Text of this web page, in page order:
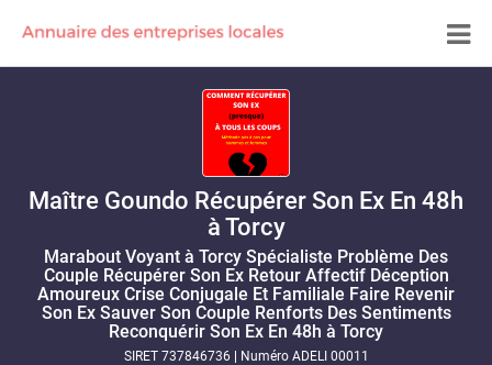
Maître Goundo Récupérer Son Ex En 48h
à Torcy
Marabout Voyant à Torcy Spécialiste Problème Des
Couple Récupérer Son Ex Retour Affectif Déception
Amoureux Crise Conjugale Et Familiale Faire Revenir
Son Ex Sauver Son Couple Renforts Des Sentiments
Reconquérir Son Ex En 48h à Torcy
SIRET 737846736 Numéro ADELI 00011